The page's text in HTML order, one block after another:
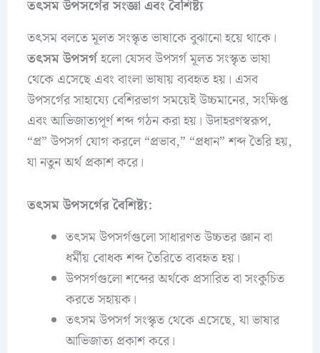
তৎসম উপসর্গের সংজ্ঞা এবং বৈশিষ্ট্য
তৎসম বলতে মূলত সংস্কৃত ভাষাকে বুঝানো হয়ে থাকে।
তৎসম উপসর্গহলো যেসব উপসর্গ মূলত সংস্কৃত ভাষা
থেকে এসেছে এবং বাংলা ভাষায় ব্যবহৃত হয়। এসব
উপসর্গের সাহায্যে বেশিরভাগ সময়েই উচ্চমানের, সংক্ষিপ্ত
এবং আভিজাত্যপূর্ণ শব্দ গঠন করা হয়। উদাহরণস্বরূপ,
“প্র” উপসর্গ যোগ করলে “প্রভাব,” “প্রধান” শব্দ তৈরি হয়,
যা নতুন অর্থ প্রকাশ করে।
তৎসম উপসর্গের বৈশিষ্ট্য:
তৎসম উপসর্গগুলো সাধারণত উচ্চতর জ্ঞান বা
ধর্মীয় বোধক শব্দ তৈরিতে ব্যবহৃত হয়।
উপসর্গগুলো শব্দের অর্থকে প্রসারিত বা সংকুচিত
করতে সহায়ক।
তৎসম উপসর্গ সংস্কৃত থেকে এসেছে, যা ভাষার
আভিজাত্য প্রকাশ করে।​